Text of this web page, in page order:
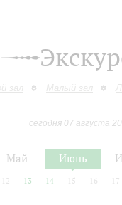
зал Малый зал
сегодня 07 августа
Май Июнь
12 13 14 15 16 17